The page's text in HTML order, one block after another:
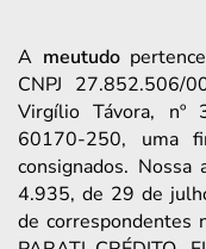
A meutudopertence
CNPJ 27.852.506/
Virgílio Távora, nº
60170-250, uma
consignados. Nossa
4.935, de 29 de
de correspondentes